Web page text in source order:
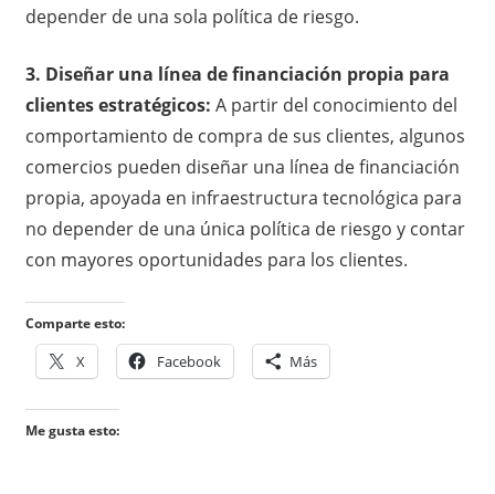
depender de una sola política de riesgo.
3. Diseñar una línea de financiación propia para
clientes estratégicos: A partir del conocimiento del
comportamiento de compra de sus clientes, algunos
comercios pueden diseñar una línea de financiación
propia, apoyada en infraestructura tecnológica para
no depender de una única política de riesgo y contar
con mayores oportunidades para los clientes.
Comparte esto:
X Facebook Más
Me gusta esto: